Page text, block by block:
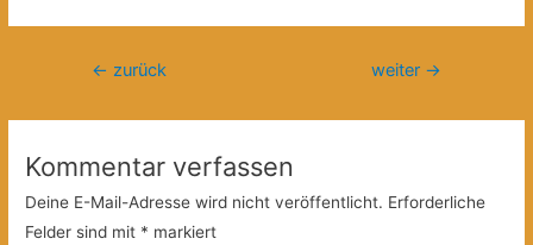
Beitragsnavigation
← zurück weiter →
Kommentar verfassen
Deine E-Mail-Adresse wird nicht veröffentlicht. Erforderliche
Felder sind mit * markiert